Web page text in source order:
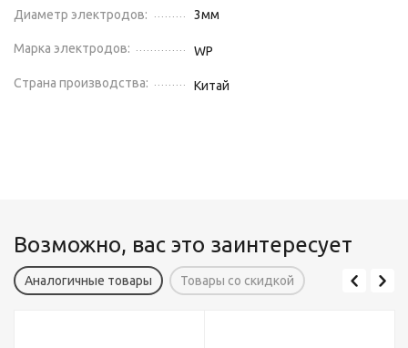
Диаметр электродов: 3мм
Марка электродов: WP
Страна производства: Китай
Возможно, вас это заинтересует
Аналогичные товары Товары со скидкой